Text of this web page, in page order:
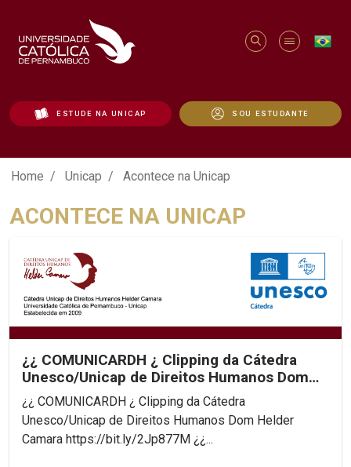
ESTUDE NA UNICAP SOU ESTUDANTE
Acontece na Unicap - Unicap
Home Unicap Acontece na Unicap
ACONTECE NA UNICAP
¿¿ COMUNICARDH ¿ Clipping da Cátedra
Unesco/Unicap de Direitos Humanos Dom
Helder Camara
¿¿ COMUNICARDH ¿ Clipping da Cátedra
Unesco/Unicap de Direitos Humanos Dom Helder
Camara https://bit.ly/2Jp877M ¿¿...